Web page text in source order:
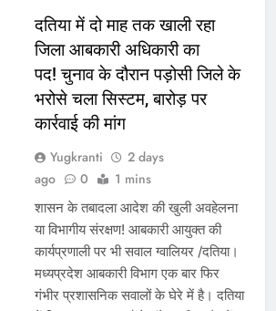
दतिया में दो माह तक खाली रहा
जिला आबकारी अधिकारी का
पद! चुनाव के दौरान पड़ोसी जिले के
भरोसे चला सिस्टम, बारोड़ पर
कार्रवाई की मांग
Yugkranti
2 days
ago
0 1 mins
शासन के तबादला आदेश की खुली अवहेलना
या विभागीय संरक्षण! आबकारी आयुक्त की
कार्यप्रणाली पर भी सवाल ग्वालियर /दतिया।
मध्यप्रदेश आबकारी विभाग एक बार फिर
गंभीर प्रशासनिक सवालों के घेरे में है। दतिया